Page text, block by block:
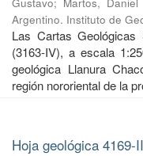
Argentino. Instituto de
Las Cartas
(3163-IV), a escala
geológica Llanura
región nororiental de la
Hoja geológica